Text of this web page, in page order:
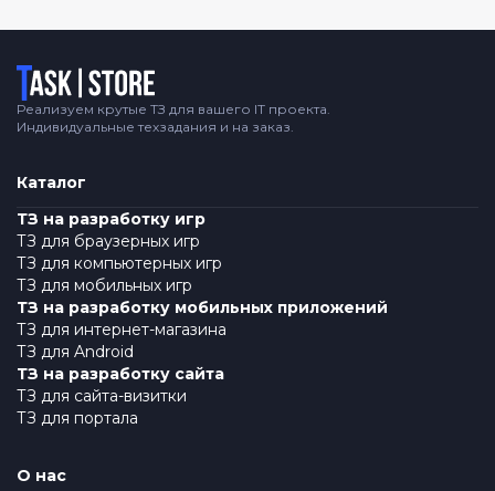
Логотип
Реализуем крутые ТЗ для вашего IT проекта.
Индивидуальные техзадания и на заказ.
Каталог
ТЗ на разработку игр
ТЗ для браузерных игр
ТЗ для компьютерных игр
ТЗ для мобильных игр
ТЗ на разработку мобильных приложений
ТЗ для интернет-магазина
ТЗ для Android
ТЗ на разработку сайта
ТЗ для сайта-визитки
ТЗ для портала
О нас